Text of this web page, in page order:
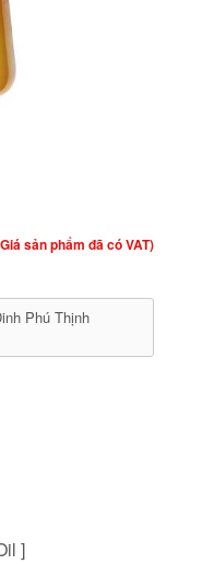
sản phẩm đã có VAT)
Phú Thịnh
]